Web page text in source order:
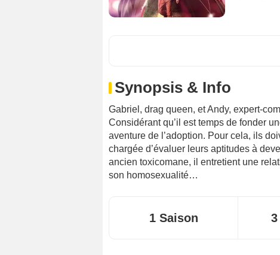
Synopsis & Info
Gabriel, drag queen, et Andy, expert-
Considérant qu’il est temps de fonder
aventure de l’adoption. Pour cela, ils
chargée d’évaluer leurs aptitudes à
ancien toxicomane, il entretient une
son homosexualité…
1 Saison